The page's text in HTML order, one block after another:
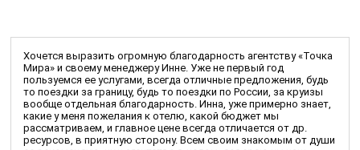
Хочется выразить огромную благодарность агентству «Точка
Мира» и своему менеджеру Инне. Уже не первый год
пользуемся ее услугами, всегда отличные предложения, будь
то поездки за границу, будь то поездки по России, за круизы
вообще отдельная благодарность. Инна, уже примерно знает,
какие у меня пожелания к отелю, какой бюджет мы
рассматриваем, и главное цене всегда отличается от др.
ресурсов, в приятную сторону. Всем своим знакомым от души